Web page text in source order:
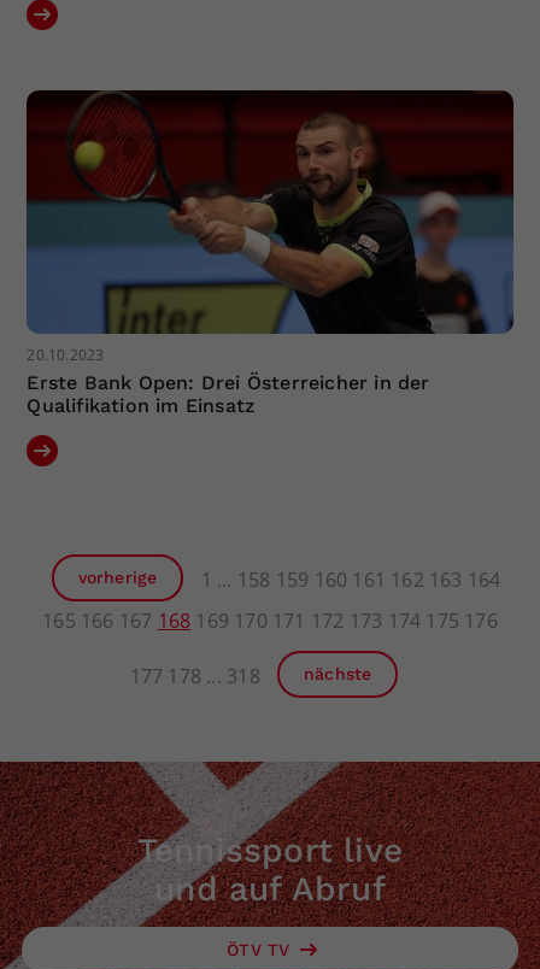
20.10.2023
Erste Bank Open: Drei Österreicher in der
Qualifikation im Einsatz
vorherige 1 158 159 160 161 162 163 164
165 166 167 168 169 170 171 172 173 174 175 176
177 178 318 nächste
Tennissport live
und auf Abruf
ÖTV TV